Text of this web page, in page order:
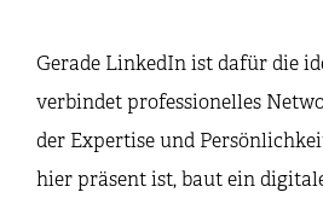
Gerade LinkedIn ist dafür die
verbindet professionelles
der Expertise und
hier präsent ist, baut ein